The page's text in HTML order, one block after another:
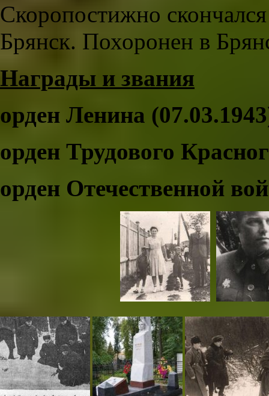
Скоропостижно
Брянск. Похоронен в
Награды и звания
орден Ленина
орден Трудового
орден Отечественной